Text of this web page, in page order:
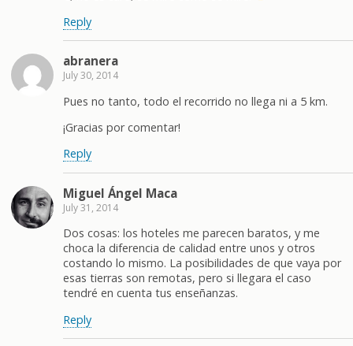
Reply
abranera
July 30, 2014
Pues no tanto, todo el recorrido no llega ni a 5 km.
¡Gracias por comentar!
Reply
Miguel Ángel Maca
July 31, 2014
Dos cosas: los hoteles me parecen baratos, y me
choca la diferencia de calidad entre unos y otros
costando lo mismo. La posibilidades de que vaya por
esas tierras son remotas, pero si llegara el caso
tendré en cuenta tus enseñanzas.
Reply